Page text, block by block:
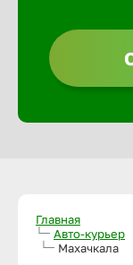
Главная
Авто-курьер
Махачкала